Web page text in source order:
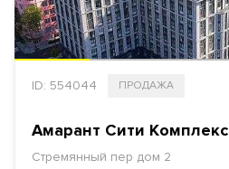
ID: 554044 ПРОДАЖА
Амарант Сити Комплекс
Стремянный пер дом 2